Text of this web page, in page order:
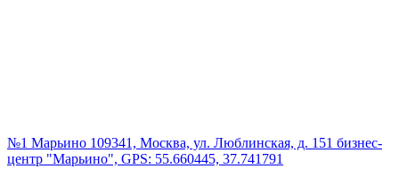
№1 Марьино 109341, Москва, ул. Люблинская, д. 151 бизнес-
центр "Марьино", GPS: 55.660445, 37.741791